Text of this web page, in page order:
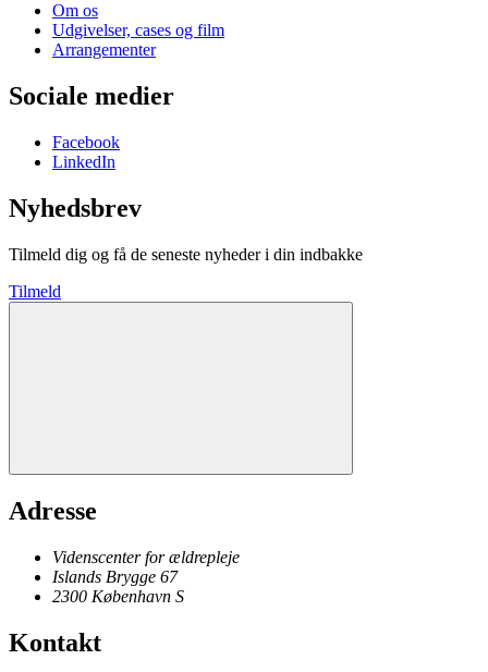
Om os
Udgivelser, cases og film
Arrangementer
Sociale medier
Facebook
LinkedIn
Nyhedsbrev
Tilmeld dig og få de seneste nyheder i din indbakke
Tilmeld
Adresse
Videnscenter for ældrepleje
Islands Brygge 67
2300 København S
Kontakt